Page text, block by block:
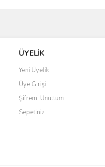
ÜYELİK
Yeni Üyelik
Üye Girişi
Şifremi Unuttum
Sepetiniz